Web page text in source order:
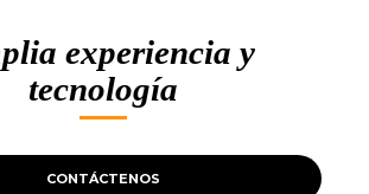
experiencia y
tecnología
CONTÁCTENOS